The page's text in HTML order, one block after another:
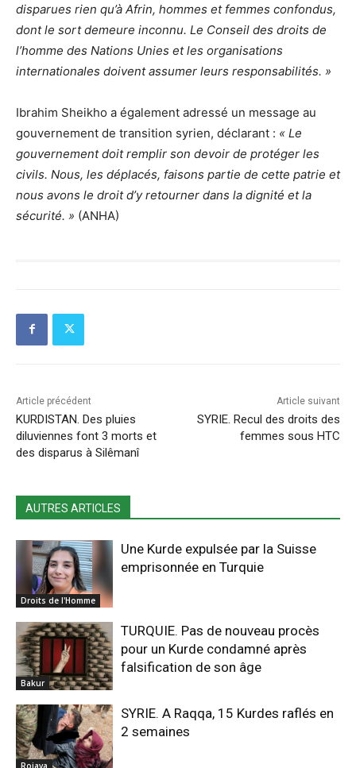
disparues rien qu’à Afrin, hommes et femmes confondus,
dont le sort demeure inconnu. Le Conseil des droits de
l’homme des Nations Unies et les organisations
internationales doivent assumer leurs responsabilités. »
Ibrahim Sheikho a également adressé un message au
gouvernement de transition syrien, déclarant : « Le
gouvernement doit remplir son devoir de protéger les
civils. Nous, les déplacés, faisons partie de cette patrie et
nous avons le droit d’y retourner dans la dignité et la
sécurité. » (ANHA)
Article précédent
KURDISTAN. Des pluies
diluviennes font 3 morts et
des disparus à Silêmanî
Article suivant
SYRIE. Recul des droits des
femmes sous HTC
AUTRES ARTICLES
Droits de l'Homme
Une Kurde expulsée par la Suisse
emprisonnée en Turquie
Bakur
TURQUIE. Pas de nouveau procès
pour un Kurde condamné après
falsification de son âge
Rojava
SYRIE. A Raqqa, 15 Kurdes raflés en
2 semaines